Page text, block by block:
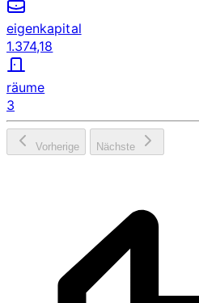
eigenkapital
1.374,18
räume
3
Vorherige Nächste